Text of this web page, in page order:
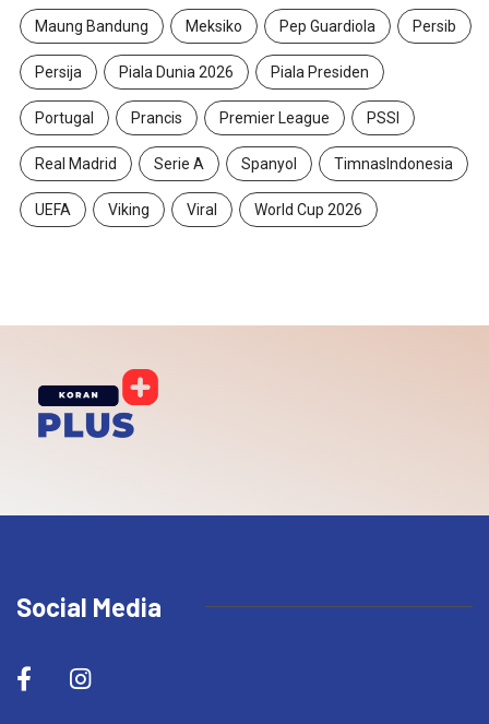
Maung Bandung Meksiko Pep Guardiola Persib
Persija Piala Dunia 2026 Piala Presiden
Portugal Prancis Premier League PSSI
Real Madrid Serie A Spanyol TimnasIndonesia
UEFA Viking Viral World Cup 2026
Social Media